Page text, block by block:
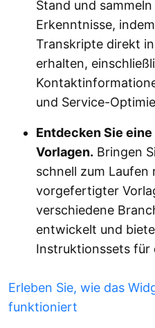
Stand und
Erkenntnisse,
Transkripte direkt
erhalten,
und Service-
Entdecken Sie
Vorlagen. Bringen
schnell zum
vorgefertigter
verschiedene
entwickelt und
Instruktionssets
Erleben Sie, wie das
funktioniert